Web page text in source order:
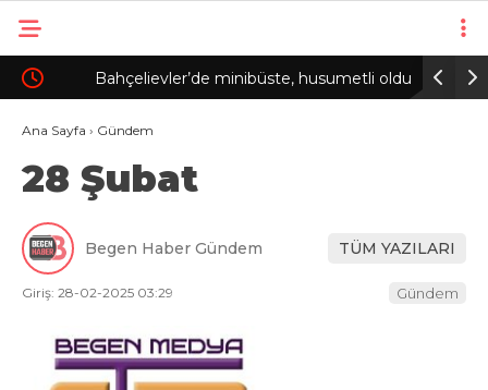
Bahçelievler’de minibüste, husumetli olduğu
şoförü vurup kaçtı
Ana Sayfa › Gündem
28 Şubat
Begen Haber Gündem TÜM YAZILARI
Giriş: 28-02-2025 03:29 Gündem